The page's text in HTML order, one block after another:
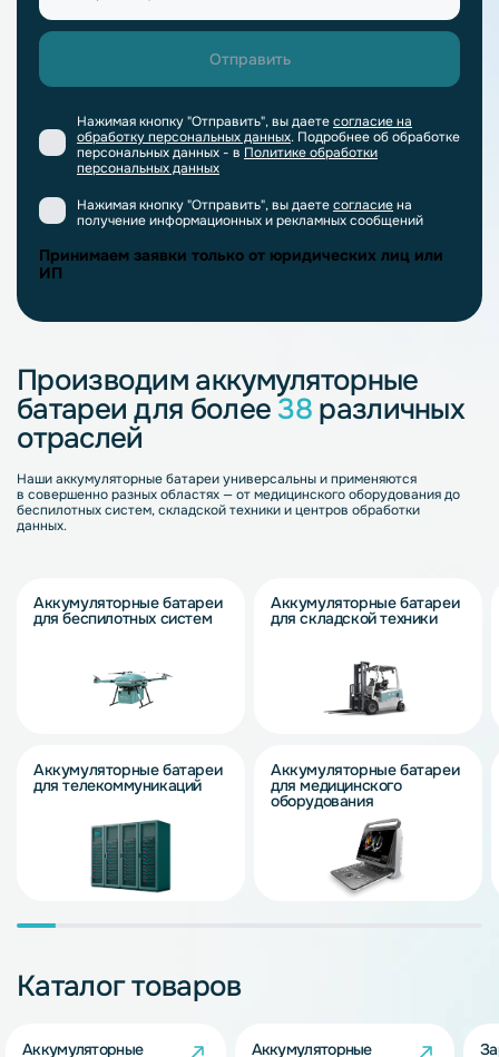
Нажимая кнопку "Отправить", вы даетесогласие на
обработку персональных данных. Подробнее об обработке
персональных данных - в Политике обработки
персональных данных
Нажимая кнопку "Отправить", вы даетесогласиена
получение информационных и рекламных сообщений
Принимаем заявки только от юридических лиц или
ИП
Производим аккумуляторные
батареи для более38 различных
отраслей
Наши аккумуляторные батареи универсальны и применяются
в совершенно разных областях — от медицинского оборудования до
беспилотных систем, складской техники и центров обработки
данных.
Аккумуляторные батареи
для беспилотных систем
Аккумуляторные батареи
для телекоммуникаций
Аккумуляторные батареи
для складской техники
Аккумуляторные батареи
для медицинского
оборудования
Каталог товаров
Аккумуляторные
Аккумуляторные